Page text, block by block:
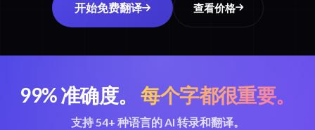
开始免费翻译 查看价格
99% 准确度。 每个字都很重要。
支持 54+ 种语言的 AI 转录和翻译。